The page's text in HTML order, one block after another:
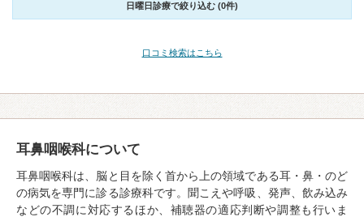
日曜日診療で絞り込む (0件)
口コミ検索はこちら
耳鼻咽喉科について
耳鼻咽喉科は、脳と目を除く首から上の領域である耳・鼻・のど
の病気を専門に診る診療科です。聞こえや呼吸、発声、飲み込み
などの不調に対応するほか、補聴器の適応判断や調整も行いま